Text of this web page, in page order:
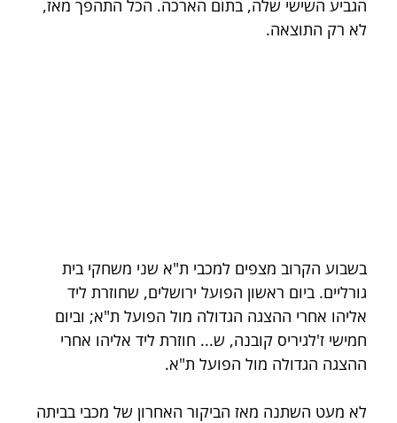
הגביע השישי שלה, בתום הארכה. הכל התהפך מאז,
לא רק התוצאה.
בשבוע הקרוב מצפים למכבי ת"א שני משחקי בית
גורליים. ביום ראשון הפועל ירושלים, שחוזרת ליד
אליהו אחרי ההצגה הגדולה מול הפועל ת"א; וביום
חמישי ז'לגיריס קובנה, ש... חוזרת ליד אליהו אחרי
ההצגה הגדולה מול הפועל ת"א.
לא מעט השתנה מאז הביקור האחרון של מכבי בביתה